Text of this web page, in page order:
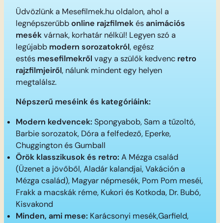
Üdvözlünk a Mesefilmek.hu oldalon, ahol a
legnépszerűbbonline rajzfilmekésanimációs
mesékvárnak, korhatár nélkül! Legyen szó a
legújabb modern sorozatokról, egész
estés mesefilmekről vagy a szülők kedvenc retro
rajzfilmjeiről, nálunk mindent egy helyen
megtalálsz.
Népszerű meséink és kategóriáink:
Modern kedvencek: Spongyabob, Sam a tűzoltó,
Barbie sorozatok, Dóra a felfedező, Eperke,
Chuggington és Gumball
Örök klasszikusok és retro: A Mézga család
(Üzenet a jövőből, Aladár kalandjai, Vakáción a
Mézga család), Magyar népmesék, Pom Pom meséi,
Frakk a macskák réme, Kukori és Kotkoda, Dr. Bubó,
Kisvakond
Minden, ami mese: Karácsonyi mesék,Garfield,